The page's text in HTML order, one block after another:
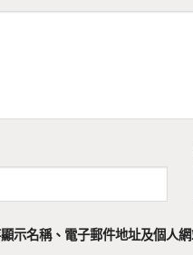
示名稱、電子郵件地址及個人